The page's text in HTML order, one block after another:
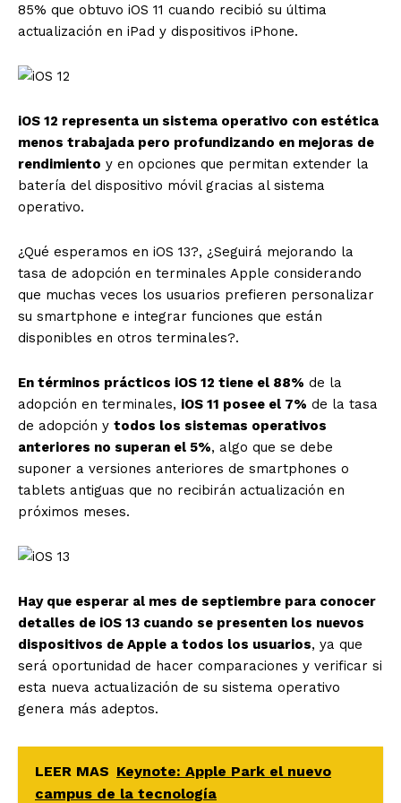
85% que obtuvo iOS 11 cuando recibió su última
actualización en iPad y dispositivos iPhone.
iOS 12 representa un sistema operativo con estética
menos trabajada pero profundizando en mejoras de
rendimiento y en opciones que permitan extender la
batería del dispositivo móvil gracias al sistema
operativo.
¿Qué esperamos en iOS 13?, ¿Seguirá mejorando la
tasa de adopción en terminales Apple considerando
que muchas veces los usuarios prefieren personalizar
su smartphone e integrar funciones que están
disponibles en otros terminales?.
En términos prácticos iOS 12 tiene el 88% de la
adopción en terminales, iOS 11 posee el 7% de la tasa
de adopción y todos los sistemas operativos
anteriores no superan el 5%, algo que se debe
suponer a versiones anteriores de smartphones o
tablets antiguas que no recibirán actualización en
próximos meses.
Hay que esperar al mes de septiembre para conocer
detalles de iOS 13 cuando se presenten los nuevos
dispositivos de Apple a todos los usuarios, ya que
será oportunidad de hacer comparaciones y verificar si
esta nueva actualización de su sistema operativo
genera más adeptos.
LEER MAS Keynote: Apple Park el nuevo
campus de la tecnología